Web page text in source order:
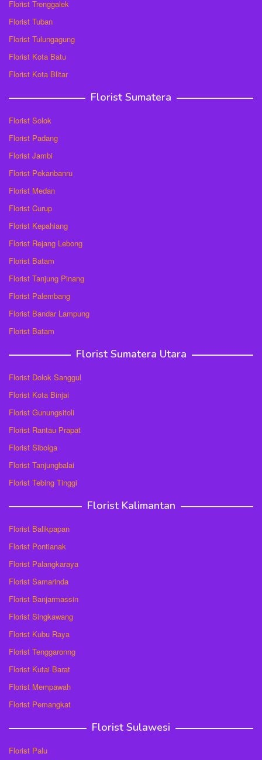
Florist Trenggalek
Florist Tuban
Florist Tulungagung
Florist Kota Batu
Florist Kota Blitar
Florist Sumatera
Florist Solok
Florist Padang
Florist Jambi
Florist Pekanbanru
Florist Medan
Florist Curup
Florist Kepahiang
Florist Rejang Lebong
Florist Batam
Florist Tanjung Pinang
Florist Palembang
Florist Bandar Lampung
Florist Batam
Florist Sumatera Utara
Florist Dolok Sanggul
Florist Kota Binjai
Florist Gunungsitoli
Florist Rantau Prapat
Florist Sibolga
Florist Tanjungbalai
Florist Tebing Tinggi
Florist Kalimantan
Florist Balikpapan
Florist Pontianak
Florist Palangkaraya
Florist Samarinda
Florist Banjarmassin
Florist Singkawang
Florist Kubu Raya
Florist Tenggaronng
Florist Kutai Barat
Florist Mempawah
Florist Pemangkat
Florist Sulawesi
Florist Palu